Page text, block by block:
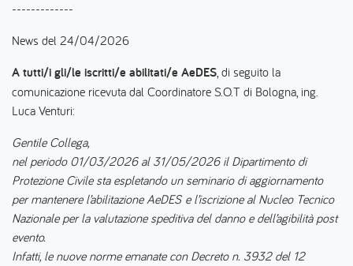
-------------
News del 24/04/2026
A tutti/i gli/le iscritti/e abilitati/e AeDES, di seguito la
comunicazione ricevuta dal Coordinatore S.O.T di Bologna, ing.
Luca Venturi:
Gentile Collega,
nel periodo 01/03/2026 al 31/05/2026 il Dipartimento di
Protezione Civile sta espletando un seminario di aggiornamento
per mantenere l’abilitazione AeDES e l’iscrizione al Nucleo Tecnico
Nazionale per la valutazione speditiva del danno e dell’agibilità post
evento.
Infatti, le nuove norme emanate con Decreto n. 3932 del 12